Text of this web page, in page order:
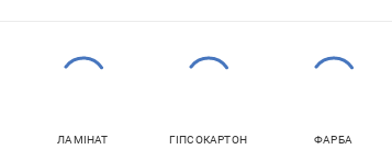
ЛАМІНАТ ГІПСОКАРТОН ФАРБА